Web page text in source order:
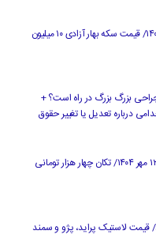
قیمت جدید طلا و سکه ۱۲ مهرماه ۱۴۰۴/ قیمت سکه بهار آزادی ۱۰ میلیون
بزرگ بزرگ در راه است؟ +
درباره تعدیل یا تغییر حقوق
قیمت جدید دلار، یورو و سایر ارزها ۱۲ مهر ۱۴۰۴/ تکان چهار هزار تومانی
لاستیک پراید، پژو و سمند